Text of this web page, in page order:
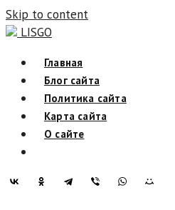
Skip to content
LISGO
Главная
Блог сайта
Политика сайта
Карта сайта
О сайте